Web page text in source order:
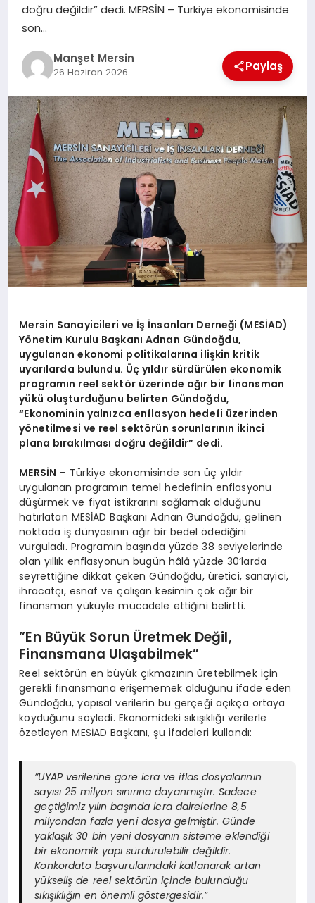
SİYASET
DİĞER
doğru değildir” dedi. ​MERSİN – Türkiye ekonomisinde
son…
Manşet Mersin
26 Haziran 2026 Paylaş
Mersin Sanayicileri ve İş İnsanları Derneği (MESİAD)
Yönetim Kurulu Başkanı Adnan Gündoğdu,
uygulanan ekonomi politikalarına ilişkin kritik
uyarılarda bulundu. Üç yıldır sürdürülen ekonomik
programın reel sektör üzerinde ağır bir finansman
yükü oluşturduğunu belirten Gündoğdu,
“Ekonominin yalnızca enflasyon hedefi üzerinden
yönetilmesi ve reel sektörün sorunlarının ikinci
plana bırakılması doğru değildir” dedi.
MERSİN – Türkiye ekonomisinde son üç yıldır
uygulanan programın temel hedefinin enflasyonu
düşürmek ve fiyat istikrarını sağlamak olduğunu
hatırlatan MESİAD Başkanı Adnan Gündoğdu, gelinen
noktada iş dünyasının ağır bir bedel ödediğini
vurguladı. Programın başında yüzde 38 seviyelerinde
olan yıllık enflasyonun bugün hâlâ yüzde 30’larda
seyrettiğine dikkat çeken Gündoğdu, üretici, sanayici,
ihracatçı, esnaf ve çalışan kesimin çok ağır bir
finansman yüküyle mücadele ettiğini belirtti.
​”En Büyük Sorun Üretmek Değil,
Finansmana Ulaşabilmek”
​Reel sektörün en büyük çıkmazının üretebilmek için
gerekli finansmana erişememek olduğunu ifade eden
Gündoğdu, yapısal verilerin bu gerçeği açıkça ortaya
koyduğunu söyledi. Ekonomideki sıkışıklığı verilerle
özetleyen MESİAD Başkanı, şu ifadeleri kullandı:
​”UYAP verilerine göre icra ve iflas dosyalarının
sayısı 25 milyon sınırına dayanmıştır. Sadece
geçtiğimiz yılın başında icra dairelerine 8,5
milyondan fazla yeni dosya gelmiştir. Günde
yaklaşık 30 bin yeni dosyanın sisteme eklendiği
bir ekonomik yapı sürdürülebilir değildir.
Konkordato başvurularındaki katlanarak artan
yükseliş de reel sektörün içinde bulunduğu
sıkışıklığın en önemli göstergesidir.”